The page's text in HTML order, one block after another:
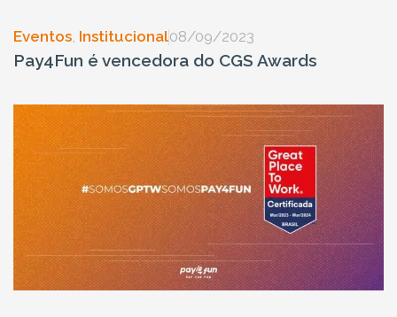
Eventos, Institucional08/09/2023
Pay4Fun é vencedora do CGS Awards